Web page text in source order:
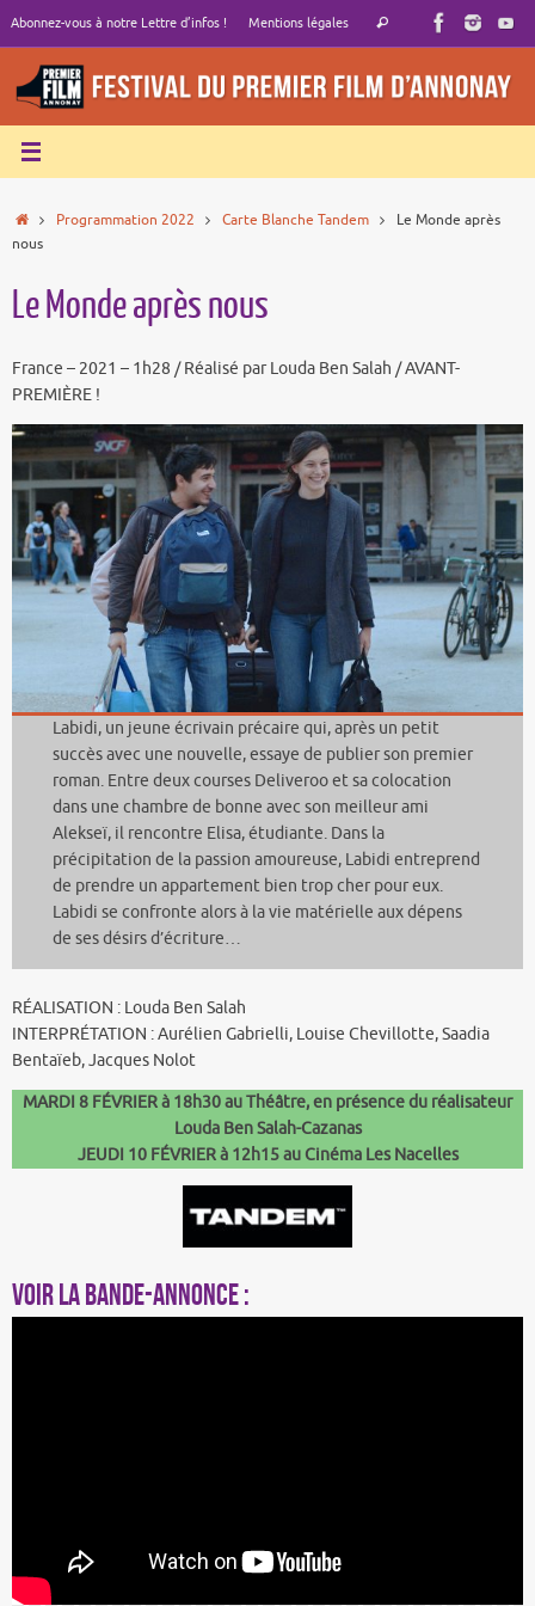
contenu
Abonnez-vous à notre Lettre d’infos ! Mentions légales
Recherche
Rechercher
AccueilProgrammation 2022 Carte Blanche Tandem
Le Monde après
nous
Le Monde après nous
France – 2021 – 1h28 / Réalisé par Louda Ben Salah / AVANT-
PREMIÈRE !
Labidi, un jeune écrivain précaire qui, après un petit
succès avec une nouvelle, essaye de publier son premier
roman. Entre deux courses Deliveroo et sa colocation
dans une chambre de bonne avec son meilleur ami
Alekseï, il rencontre Elisa, étudiante. Dans la
précipitation de la passion amoureuse, Labidi entreprend
de prendre un appartement bien trop cher pour eux.
Labidi se confronte alors à la vie matérielle aux dépens
de ses désirs d’écriture…
RÉALISATION : Louda Ben Salah
INTERPRÉTATION : Aurélien Gabrielli, Louise Chevillotte, Saadia
Bentaïeb, Jacques Nolot
MARDI 8 FÉVRIER à 18h30 au Théâtre, en présence du réalisateur
Louda Ben Salah-Cazanas
JEUDI 10 FÉVRIER à 12h15 au Cinéma Les Nacelles
Voir la bande-annonce :